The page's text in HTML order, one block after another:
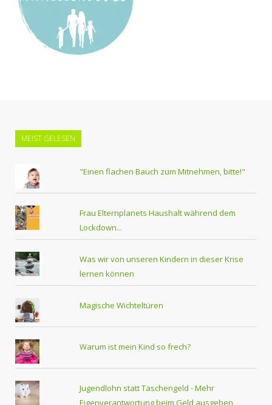
MEIST GELESEN
"Einen flachen Bauch zum Mitnehmen, bitte!"
Frau Elternplanets Haushalt während dem
Lockdown...
Was wir von unseren Kindern in dieser Krise
lernen können
Magische Wichteltüren
Warum ist mein Kind so frech?
Jugendlohn statt Taschengeld - Mehr